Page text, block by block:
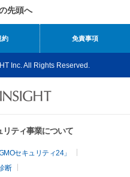
先頭へ
約 免責事項
Inc. All Rights Reserved.
ティ事業について
セキュリティ24」
断